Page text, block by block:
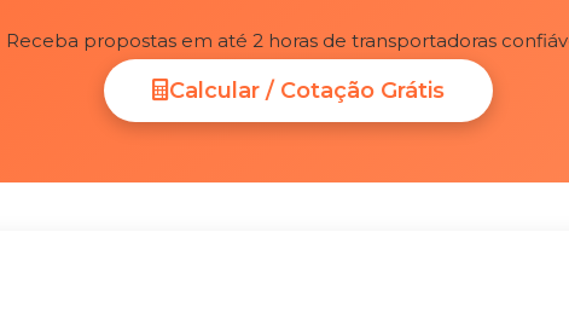
Receba propostas em até 2 horas de transportadoras
Calcular / Cotação Grátis